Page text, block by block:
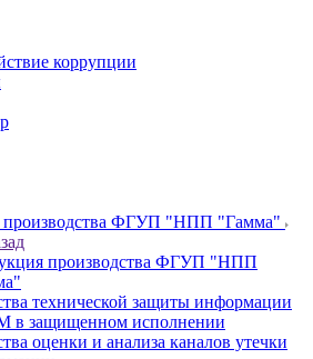
коррупции
производства ФГУП "НПП "Гамма"
производства ФГУП "НПП
технической защиты информации
защищенном исполнении
оценки и анализа каналов утечки